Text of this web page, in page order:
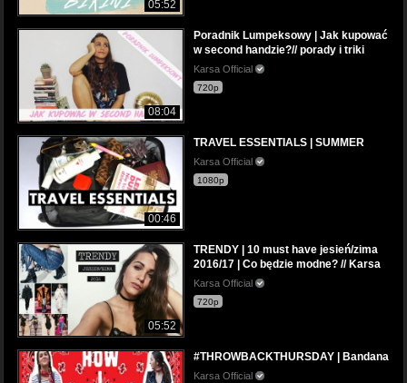
05:52
08:04
Poradnik Lumpeksowy | Jak kupować
w second handzie?// porady i triki
Karsa Official
720p
00:46
TRAVEL ESSENTIALS | SUMMER
Karsa Official
1080p
05:52
TRENDY | 10 must have jesień/zima
2016/17 | Co będzie modne? // Karsa
Karsa Official
720p
#THROWBACKTHURSDAY | Bandana
Karsa Official